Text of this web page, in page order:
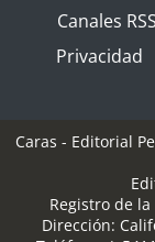
Canales RSS
Privacidad
Caras - Editorial
Registro de
Dirección: